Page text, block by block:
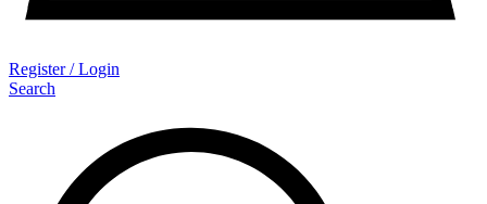
Register / Login
Search